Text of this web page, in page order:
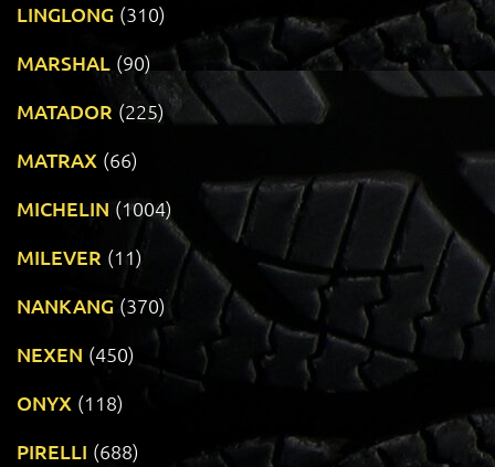
LINGLONG (310)
MARSHAL (90)
MATADOR (225)
MATRAX (66)
MICHELIN (1004)
MILEVER (11)
NANKANG (370)
NEXEN (450)
ONYX (118)
PIRELLI (688)